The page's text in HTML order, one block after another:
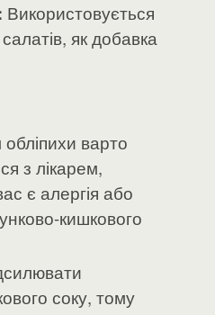
Використовується
як добавка
варто
з лікарем,
є алергія або
кишкового
соку, тому